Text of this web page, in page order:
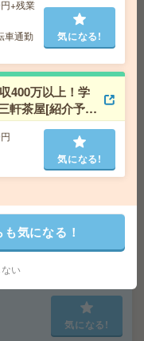
早稲田
気になる!
円のデータ入
な速
球ラケットの製造
気になる!
+残業
車通勤
気になる!
400万以上！学
軒茶屋[紹介予定
気になる!
も気になる！
い